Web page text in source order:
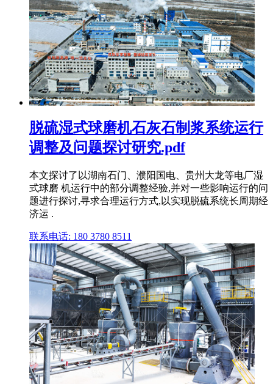
脱硫湿式球磨机石灰石制浆系统运行
调整及问题探讨研究.pdf
本文探讨了以湖南石门、濮阳国电、贵州大龙等电厂湿
式球磨 机运行中的部分调整经验,并对一些影响运行的问
题进行探讨,寻求合理运行方式,以实现脱硫系统长周期经
济运 .
联系电话: 180 3780 8511